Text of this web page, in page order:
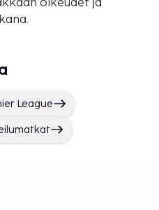
oikeudet ja
League